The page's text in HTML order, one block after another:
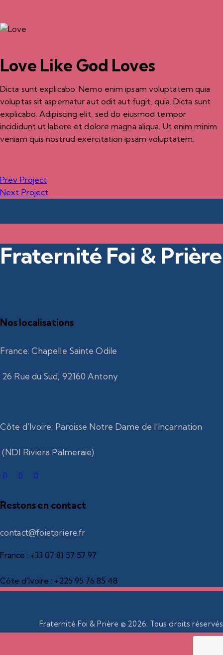
Love Like God Loves
Dicta sunt explicabo. Nemo enim ipsam voluptatem quia
voluptas sit aspernatur aut odit aut fugit, quia. Dicta sunt
explicabo. Adipiscing elit, sed do eiusmod tempor
incididunt ut labore et dolore magna aliqua. Ut enim minim
veniam quis nostrud exercitation ipsam voluptatem.
Navigation
l’article
Prev Project
Next Project
Fraternité Foi & Prière
Nos localisations
France: Chapelle Sainte Odile
26 Rue du Sud, 92160 Antony
Côte d’Ivoire: Paroisse Notre Dame de l’Incarnation
(NDI Riviera Palmeraie)
Restons en contact
contact@foietpriere.fr
France : +33 07 81 57 57 97
Côte d’Ivoire : +225 95 76 85 48
Fraternité Foi & Prière © 2026. Tous droits réservés